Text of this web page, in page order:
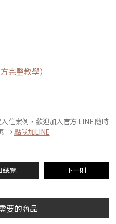
完整教學）
住案例，歡迎加入官方 LINE 隨時
→點我加LINE
總覽 下一則
要的商品